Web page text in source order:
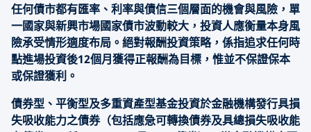
任何債市都有匯率、利率與債信三個層面的機會與風險，單
一國家與新興市場國家債市波動較大，投資人應衡量本身風
險承受情形適度布局。絕對報酬投資策略，係指追求任何時
點進場投資後12個月獲得正報酬為目標，惟並不保證保本
或保證獲利。
債券型、平衡型及多重資產型基金投資於金融機構發行具損
失吸收能力之債券（包括應急可轉換債券及具總損失吸收能